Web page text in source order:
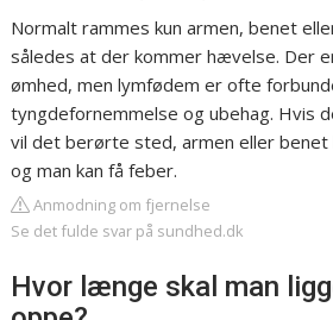
Normalt rammes kun armen, benet
således at der kommer hævelse. Der
ømhed, men lymfødem er ofte
tyngdefornemmelse og ubehag. Hvis
vil det berørte sted, armen eller
og man kan få feber.
Anmodning om fjernelse
Se det fulde svar på sundhed.dk
Hvor længe skal man